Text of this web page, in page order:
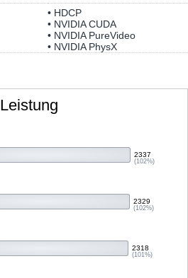
• HDCP
• NVIDIA CUDA
• NVIDIA PureVideo
• NVIDIA PhysX
Leistung
2337
(102%)
2329
(102%)
2318
(101%)